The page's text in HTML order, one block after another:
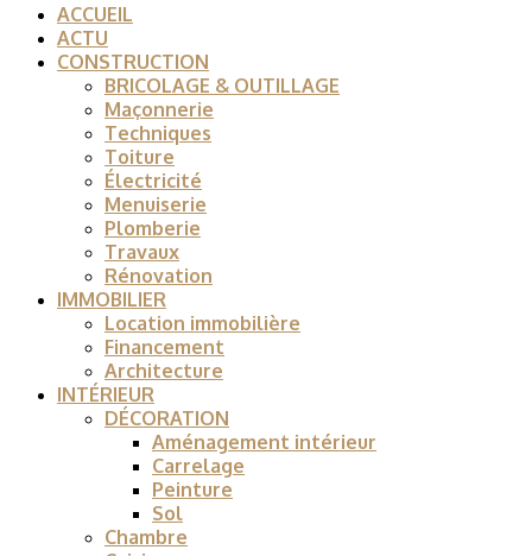
ACCUEIL
ACTU
CONSTRUCTION
BRICOLAGE & OUTILLAGE
Maçonnerie
Techniques
Toiture
Électricité
Menuiserie
Plomberie
Travaux
Rénovation
IMMOBILIER
Location immobilière
Financement
Architecture
INTÉRIEUR
DÉCORATION
Aménagement intérieur
Carrelage
Peinture
Sol
Chambre